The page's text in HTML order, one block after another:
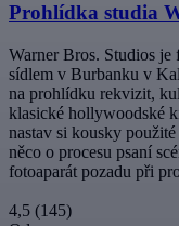
Prohlídka studia
Warner Bros. Studios je
sídlem v Burbanku v
na prohlídku rekvizit,
klasické hollywoodské
nastav si kousky
něco o procesu psaní
fotoaparát pozadu při
4,5 (145)